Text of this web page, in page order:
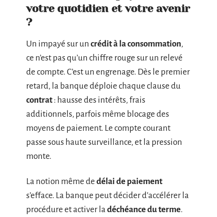
votre quotidien et votre avenir
?
Un impayé sur un crédit à la consommation,
ce n’est pas qu’un chiffre rouge sur un relevé
de compte. C’est un engrenage. Dès le premier
retard, la banque déploie chaque clause du
contrat: hausse des intérêts, frais
additionnels, parfois même blocage des
moyens de paiement. Le compte courant
passe sous haute surveillance, et la pression
monte.
La notion même de délai de paiement
s’efface. La banque peut décider d’accélérer la
procédure et activer la déchéance du terme.